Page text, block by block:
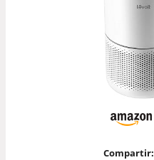
Compartir: